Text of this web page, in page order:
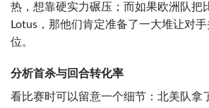
热，想靠硬实力碾压；而如果欧洲队把
Lotus，那他们肯定准备了一大堆让对手
位。
分析首杀与回合转化率
看比赛时可以留意一个细节：北美队拿